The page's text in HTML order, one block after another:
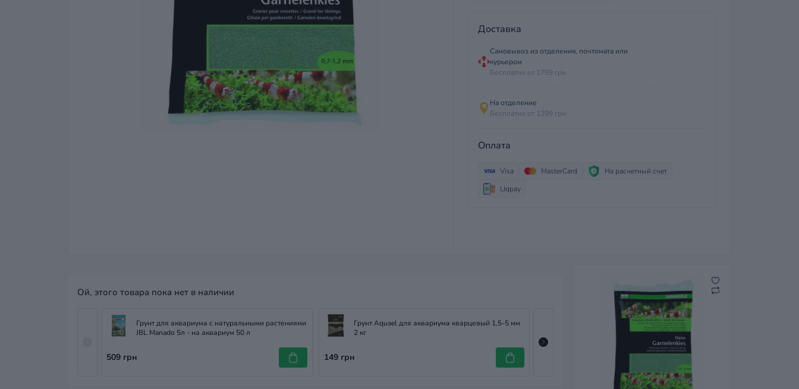
Доставка
Самовывоз из отделения, почтомата или
курьером
Бесплатно от 1799 грн
На отделение
Бесплатно от 1299 грн
Оплата
Visa MasterCard
На расчетный счет
LIqpay
Ой, этого товара пока нет в наличии
Грунт для аквариума с натуральными растениями
JBL Manado 5л - на аквариум 50 л
509 грн
Грунт Aquael для аквариума кварцевый 1,5-5 мм
2 кг
149 грн
Грунт песок кварц. 0,1-0,3 мм (10 кг)